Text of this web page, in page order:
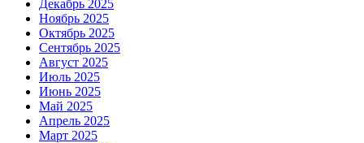
Декабрь 2025
Ноябрь 2025
Октябрь 2025
Сентябрь 2025
Август 2025
Июль 2025
Июнь 2025
Май 2025
Апрель 2025
Март 2025